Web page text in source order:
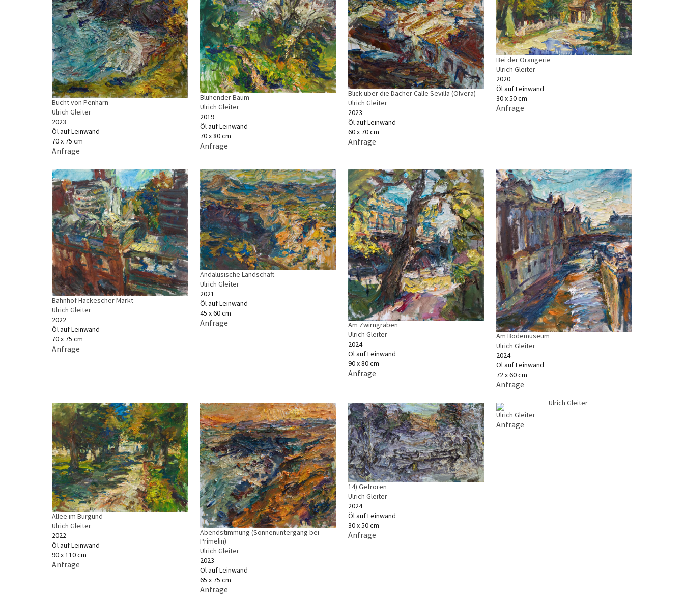
Bucht von Penharn
Ulrich Gleiter
2023
Öl auf Leinwand
70 x 75 cm
Anfrage
Blühender Baum
Ulrich Gleiter
2019
Öl auf Leinwand
70 x 80 cm
Anfrage
Blick über die Dächer Calle Sevilla (Olvera)
Ulrich Gleiter
2023
Öl auf Leinwand
60 x 70 cm
Anfrage
Bei der Orangerie
Ulrich Gleiter
2020
Öl auf Leinwand
30 x 50 cm
Anfrage
Bahnhof Hackescher Markt
Ulrich Gleiter
2022
Öl auf Leinwand
70 x 75 cm
Anfrage
Andalusische Landschaft
Ulrich Gleiter
2021
Öl auf Leinwand
45 x 60 cm
Anfrage
Am Zwirngraben
Ulrich Gleiter
2024
Öl auf Leinwand
90 x 80 cm
Anfrage
Am Bodemuseum
Ulrich Gleiter
2024
Öl auf Leinwand
72 x 60 cm
Anfrage
Allee im Burgund
Ulrich Gleiter
2022
Öl auf Leinwand
90 x 110 cm
Anfrage
Abendstimmung (Sonnenuntergang bei
Primelin)
Ulrich Gleiter
2023
Öl auf Leinwand
65 x 75 cm
Anfrage
14) Gefroren
Ulrich Gleiter
2024
Öl auf Leinwand
30 x 50 cm
Anfrage
Ulrich Gleiter
Anfrage